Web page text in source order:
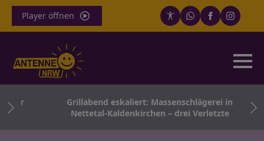
Player öffnen
Grillabend eskaliert: Massenschlägerei in
Nettetal-Kaldenkirchen – drei Verletzte